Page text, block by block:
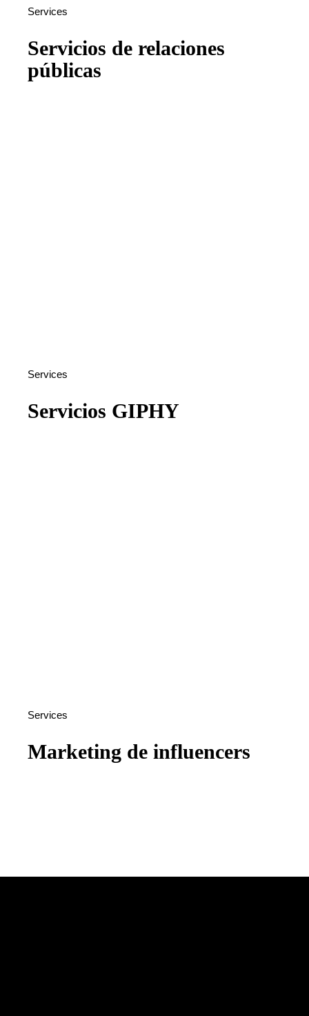
Services
Servicios de relaciones
públicas
Services
Servicios GIPHY
Services
Marketing de influencers